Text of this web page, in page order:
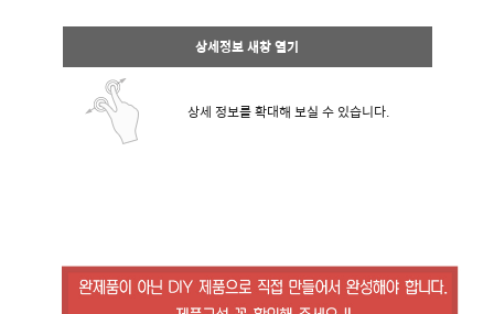
상세정보 새창 열기
상세 정보를 확대해 보실 수 있습니다.